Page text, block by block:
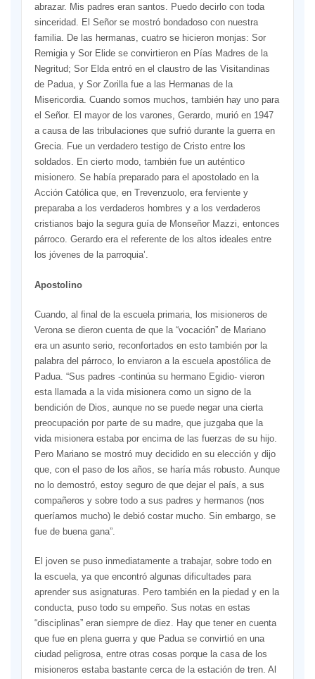
abrazar. Mis padres eran santos. Puedo decirlo con toda
sinceridad. El Señor se mostró bondadoso con nuestra
familia. De las hermanas, cuatro se hicieron monjas: Sor
Remigia y Sor Elide se convirtieron en Pías Madres de la
Negritud; Sor Elda entró en el claustro de las Visitandinas
de Padua, y Sor Zorilla fue a las Hermanas de la
Misericordia. Cuando somos muchos, también hay uno para
el Señor. El mayor de los varones, Gerardo, murió en 1947
a causa de las tribulaciones que sufrió durante la guerra en
Grecia. Fue un verdadero testigo de Cristo entre los
soldados. En cierto modo, también fue un auténtico
misionero. Se había preparado para el apostolado en la
Acción Católica que, en Trevenzuolo, era ferviente y
preparaba a los verdaderos hombres y a los verdaderos
cristianos bajo la segura guía de Monseñor Mazzi, entonces
párroco. Gerardo era el referente de los altos ideales entre
los jóvenes de la parroquia’.
Apostolino
Cuando, al final de la escuela primaria, los misioneros de
Verona se dieron cuenta de que la “vocación” de Mariano
era un asunto serio, reconfortados en esto también por la
palabra del párroco, lo enviaron a la escuela apostólica de
Padua. “Sus padres -continúa su hermano Egidio- vieron
esta llamada a la vida misionera como un signo de la
bendición de Dios, aunque no se puede negar una cierta
preocupación por parte de su madre, que juzgaba que la
vida misionera estaba por encima de las fuerzas de su hijo.
Pero Mariano se mostró muy decidido en su elección y dijo
que, con el paso de los años, se haría más robusto. Aunque
no lo demostró, estoy seguro de que dejar el país, a sus
compañeros y sobre todo a sus padres y hermanos (nos
queríamos mucho) le debió costar mucho. Sin embargo, se
fue de buena gana”.
El joven se puso inmediatamente a trabajar, sobre todo en
la escuela, ya que encontró algunas dificultades para
aprender sus asignaturas. Pero también en la piedad y en la
conducta, puso todo su empeño. Sus notas en estas
“disciplinas” eran siempre de diez. Hay que tener en cuenta
que fue en plena guerra y que Padua se convirtió en una
ciudad peligrosa, entre otras cosas porque la casa de los
misioneros estaba bastante cerca de la estación de tren. Al